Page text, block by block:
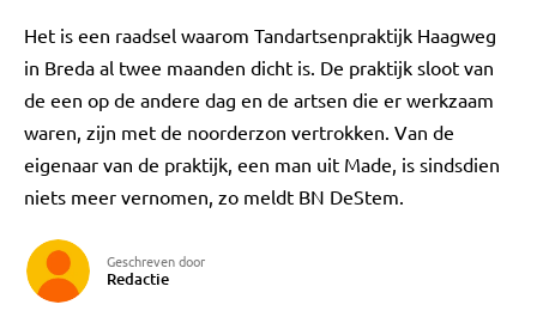
Het is een raadsel waarom Tandartsenpraktijk Haagweg
in Breda al twee maanden dicht is. De praktijk sloot van
de een op de andere dag en de artsen die er werkzaam
waren, zijn met de noorderzon vertrokken. Van de
eigenaar van de praktijk, een man uit Made, is sindsdien
niets meer vernomen, zo meldt BN DeStem.
Geschreven door
Redactie